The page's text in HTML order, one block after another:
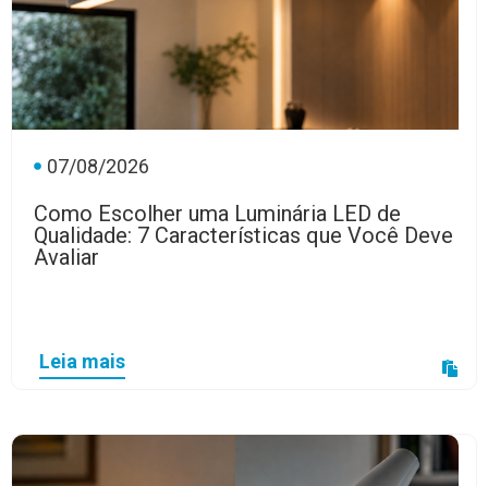
07/08/2026
Como Escolher uma Luminária LED de
Qualidade: 7 Características que Você Deve
Avaliar
Leia mais